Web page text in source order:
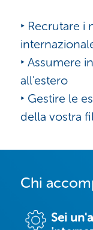
‣ Recrutare i
‣ Assumere
all'estero
‣ Gestire le
della vostra
Chi
Sei